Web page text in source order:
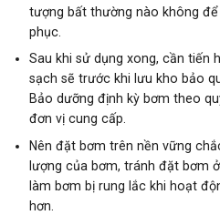
tượng bất thường nào không
phục.
Sau khi sử dụng xong, cần tiến
sạch sẽ trước khi lưu kho bảo
Bảo dưỡng định kỳ bơm theo
đơn vị cung cấp.
Nên đặt bơm trên nền vững
lượng của bơm, tránh đặt bơm
làm bơm bị rung lắc khi hoạt
hơn.